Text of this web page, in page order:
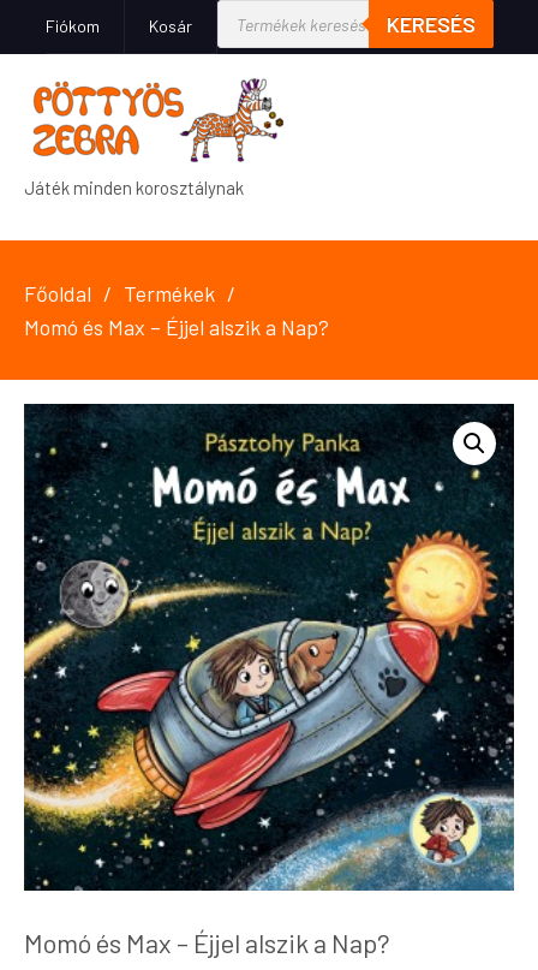
Fiókom Kosár KERESÉS
Játék minden korosztálynak
Főoldal
Termékek
Momó és Max – Éjjel alszik a Nap?
Momó és Max – Éjjel alszik a Nap?